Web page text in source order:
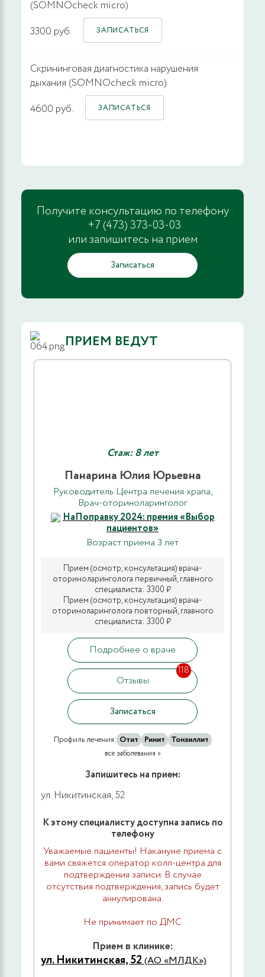
(SOMNOcheck micro)
3300 руб.
ЗАПИСАТЬСЯ
Скрининговая диагностика нарушения
дыхания (SOMNOcheck micro)
4600 руб.
ЗАПИСАТЬСЯ
Получите консультацию по телефону
+7 (473) 373-03-03
или запишитесь на прием
Записаться
ПРИЕМ ВЕДУТ
Стаж: 8 лет
Панарина Юлия Юрьевна
Руководитель Центра лечения храпа,
Врач-оториноларинголог
НаПоправку 2024: премия «Выбор
пациентов»
Возраст приема 3 лет
Прием (осмотр, консультация) врача-
оториноларинголога первичный, главного
специалиста: 3300 ₽
Прием (осмотр, консультация) врача-
оториноларинголога повторный, главного
специалиста: 3300 ₽
Подробнее о враче
Отзывы
118
Записаться
Профиль лечения: Отит Ринит Тонзиллит
все заболевания »
Запишитесь на прием:
ул. Никитинская, 52
К этому специалисту доступна запись по
телефону
Уважаемые пациенты! Накануне приема с
вами свяжется оператор колл-центра для
подтверждения записи. В случае
отсутствия подтверждения, запись будет
аннулирована.
Не принимает по ДМС
Прием в клинике:
ул. Никитинская, 52(АО «МЛДК»)